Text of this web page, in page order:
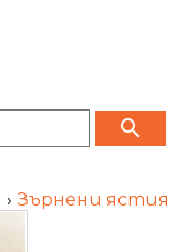
search
› Зърнени ястия